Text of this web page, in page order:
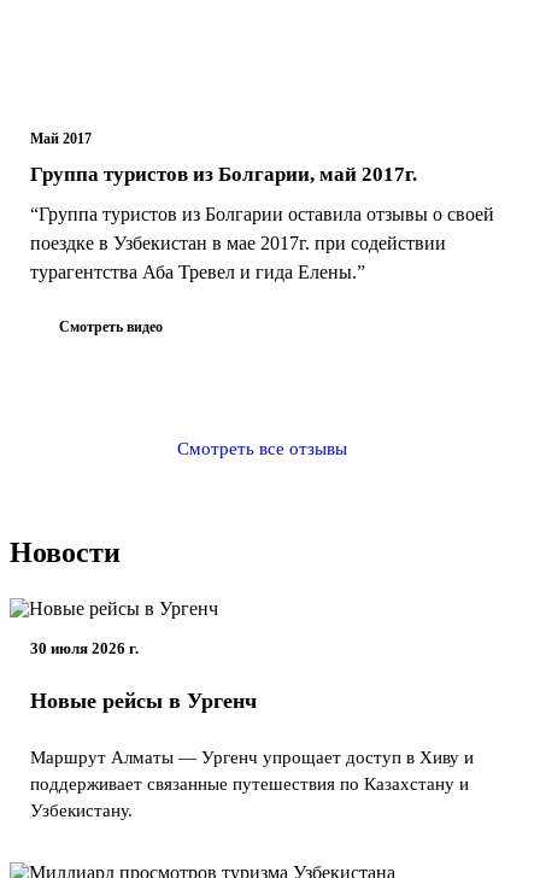
Май 2017
Группа туристов из Болгарии, май 2017г.
“Группа туристов из Болгарии оставила отзывы о своей
поездке в Узбекистан в мае 2017г. при содействии
турагентства Аба Тревел и гида Елены.”
Смотреть видео
Смотреть все отзывы
Новости
30 июля 2026 г.
Новые рейсы в Ургенч
Маршрут Алматы — Ургенч упрощает доступ в Хиву и
поддерживает связанные путешествия по Казахстану и
Узбекистану.